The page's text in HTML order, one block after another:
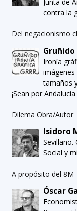
contra la
Del negacionismo
Gruñido
Ironía
tamaños
¡Sean por
Dilema Obra/Autor
Isidoro
Social y
A propósito del 8M
Óscar